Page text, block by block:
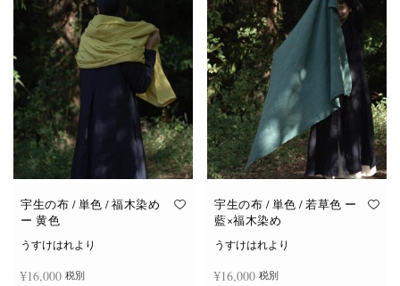
宇生の布 / 単色 / 福木染め
ー 黄色
うすけはれより
¥16,000 税別
宇生の布 / 単色 / 若草色 ー
藍×福木染め
うすけはれより
¥16,000 税別